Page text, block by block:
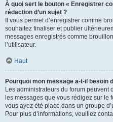
À quoi sert le bouton « Enregistrer
rédaction d’un sujet ?
Il vous permet d’enregistrer comme
souhaitez finaliser et publier
messages enregistrés comme
l’utilisateur.
Haut
Pourquoi mon message a-t-il besoin
Les administrateurs du forum peuvent
les messages que vous rédigez sur le
vous ayez été placé dans un groupe
Pour plus d’informations, veuillez